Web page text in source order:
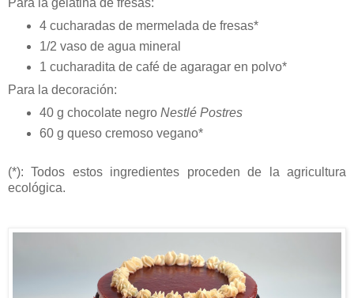
Para la gelatina de fresas:
4 cucharadas de mermelada de fresas*
1/2 vaso de agua mineral
1 cucharadita de café de agaragar en polvo*
Para la decoración:
40 g chocolate negro Nestlé Postres
60 g queso cremoso vegano*
(*): Todos estos ingredientes proceden de la agricultura
ecológica.